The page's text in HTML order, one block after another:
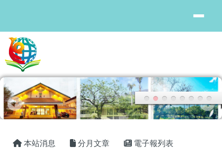
本站消息 分月文章 電子報列表